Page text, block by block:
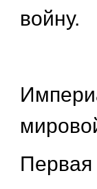
войну.
Первая